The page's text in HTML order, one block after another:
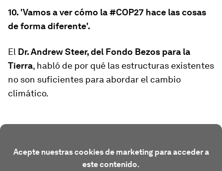
10. 'Vamos a ver cómo la #COP27 hace las cosas
de forma diferente'.
El Dr. Andrew Steer, del Fondo Bezos para la
Tierra, habló de por qué las estructuras existentes
no son suficientes para abordar el cambio
climático.
Acepte nuestras cookies de marketing para acceder a
este contenido.